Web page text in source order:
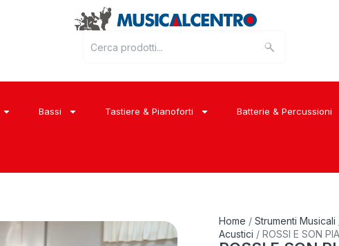
Bassi Tastiere & Pianoforti Batterie & Percussioni
Home / Strumenti Musicali
Acustici / ROSSI E SON